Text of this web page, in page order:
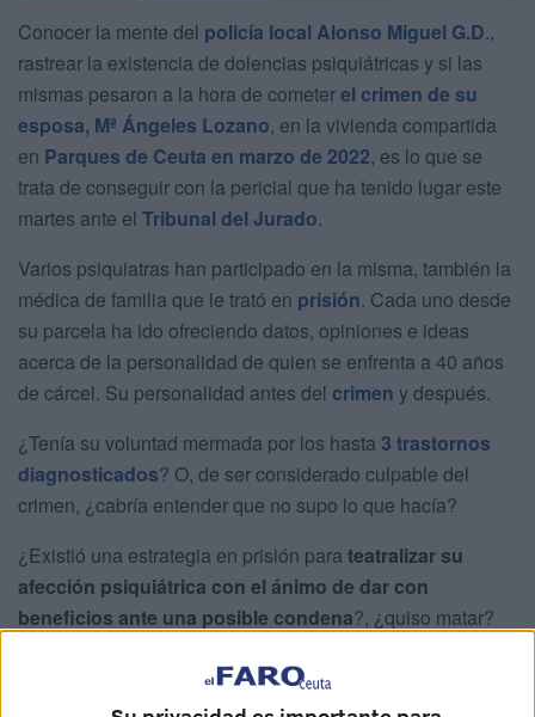
Conocer la mente del policía local Alonso Miguel G.D.,
rastrear la existencia de dolencias psiquiátricas y si las
mismas pesaron a la hora de cometerel crimen de su
esposa, Mª Ángeles Lozano, en la vivienda compartida
en Parques de Ceuta en marzo de 2022, es lo que se
trata de conseguir con la pericial que ha tenido lugar este
martes ante el Tribunal del Jurado.
Varios psiquiatras han participado en la misma, también la
médica de familia que le trató en prisión. Cada uno desde
su parcela ha ido ofreciendo datos, opiniones e ideas
acerca de la personalidad de quien se enfrenta a 40 años
de cárcel. Su personalidad antes del crimen y después.
¿Tenía su voluntad mermada por los hasta 3 trastornos
diagnosticados? O, de ser considerado culpable del
crimen, ¿cabría entender que no supo lo que hacía?
¿Existió una estrategia en prisión para teatralizar su
afección psiquiátrica con el ánimo de dar con
beneficios ante una posible condena?, ¿quiso matar?
Pues de todo esto se ha ido hablando ante un
convertido en jueces no profesionales, pero jueces, ya que